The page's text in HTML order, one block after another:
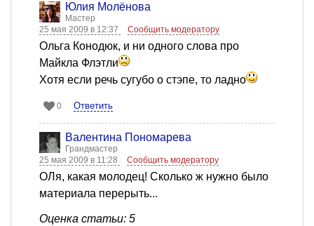
Юлия Молёнова
Мастер
25 мая 2009 в 12:37
Сообщить модератору
Ольга Конодюк, и ни одного слова про
Майкла Флэтли
Хотя если речь сугубо о стэпе, то ладно
0 Ответить
Валентина Пономарева
Грандмастер
25 мая 2009 в 11:28
Сообщить модератору
ОЛя, какая молодец! Сколько ж нужно было
материала перерыть...
Оценка статьи: 5